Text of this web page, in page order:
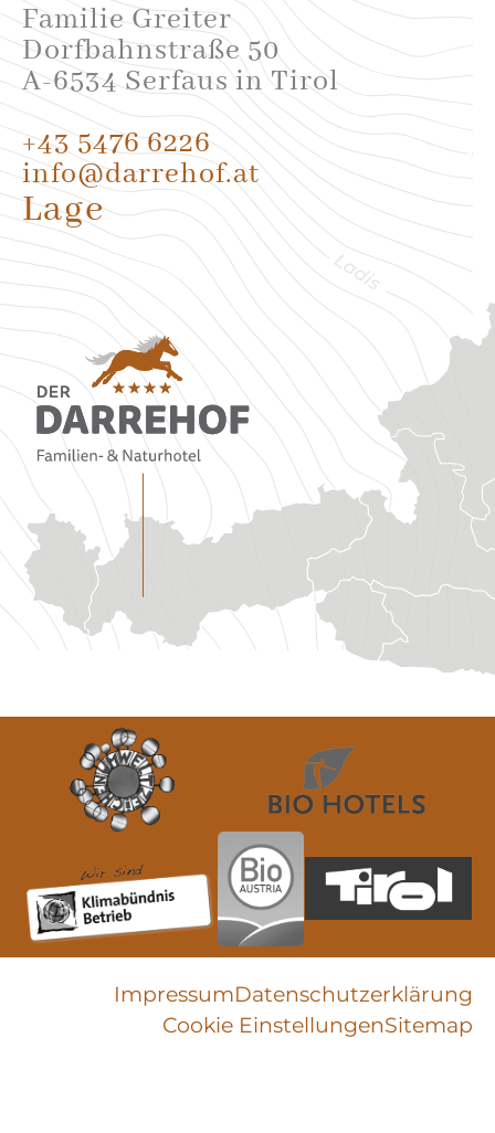
Familie Greiter
Dorfbahnstraße 50
A-6534 Serfaus in Tirol
+43 5476 6226
info@darrehof.at
Lage
ImpressumDatenschutz­erklärung
Cookie EinstellungenSitemap